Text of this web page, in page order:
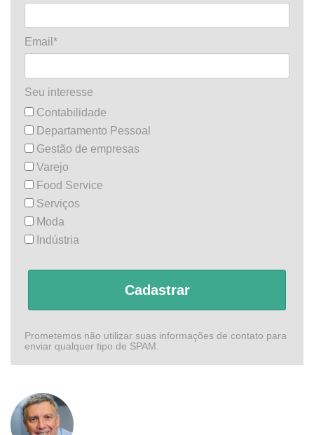
Email*
Seu interesse
Contabilidade
Departamento Pessoal
Gestão de empresas
Varejo
Food Service
Serviços
Moda
Indústria
Cadastrar
Prometemos não utilizar suas informações de contato para
enviar qualquer tipo de SPAM.